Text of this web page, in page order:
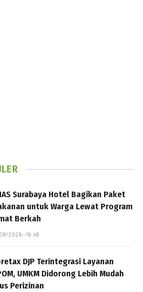
Surabaya Hotel Bagikan Paket
untuk Warga Lewat Program
Berkah
2026 - 16:46
DJP Terintegrasi Layanan
UMKM Didorong Lebih Mudah
Perizinan